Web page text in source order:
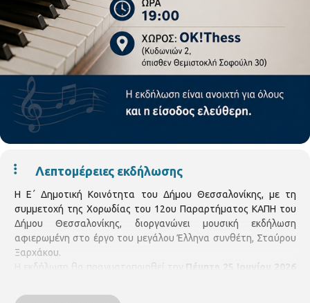
Λεπτομέρειες εκδήλωσης
Η Ε΄ Δημοτική Κοινότητα του Δήμου Θεσσαλονίκης, με τη
συμμετοχή της Χορωδίας του 12ου Παραρτήματος ΚΑΠΗ του
Δήμου Θεσσαλονίκης, διοργανώνει μουσική εκδήλωση
αφιερωμένη στο έργο του μεγάλου Έλληνα συνθέτη, Σταύρου
Ξαρχάκου.
Η εκδήλωση θα πραγματοποιηθεί την
Πέμπτη 25 Ιουνίου 2026
Θεμιστοκλή Σοφούλη 30).